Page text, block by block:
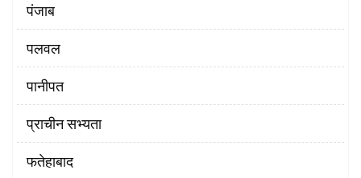
पंजाब
पलवल
पानीपत
प्राचीन सभ्यता
फतेहाबाद